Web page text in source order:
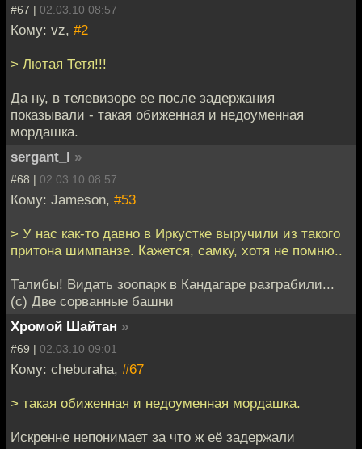
#67 | 02.03.10 08:57
Кому: vz, #2
> Лютая Тетя!!!
Да ну, в телевизоре ее после задержания
показывали - такая обиженная и недоуменная
мордашка.
sergant_l »
#68 | 02.03.10 08:57
Кому: Jameson, #53
> У нас как-то давно в Иркустке выручили из такого
притона шимпанзе. Кажется, самку, хотя не помню..
Талибы! Видать зоопарк в Кандагаре разграбили...
(с) Две сорванные башни
Хромой Шайтан »
#69 | 02.03.10 09:01
Кому: cheburaha, #67
> такая обиженная и недоуменная мордашка.
Искренне непонимает за что ж её задержали